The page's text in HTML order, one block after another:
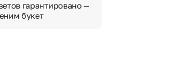
гарантировано —
букет